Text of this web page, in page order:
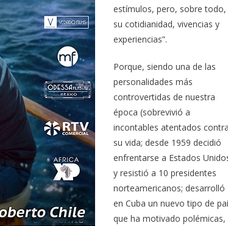
estímulos, pero, sobre todo,
su cotidianidad, vivencias y
experiencias”.
Porque, siendo una de las
personalidades más
controvertidas de nuestra
época (sobrevivió a
incontables atentados
su vida; desde 1959 decidió
enfrentarse a Estados
y resistió a 10 presidentes
norteamericanos; desarrolló
en Cuba un nuevo tipo de
que ha motivado polémicas,